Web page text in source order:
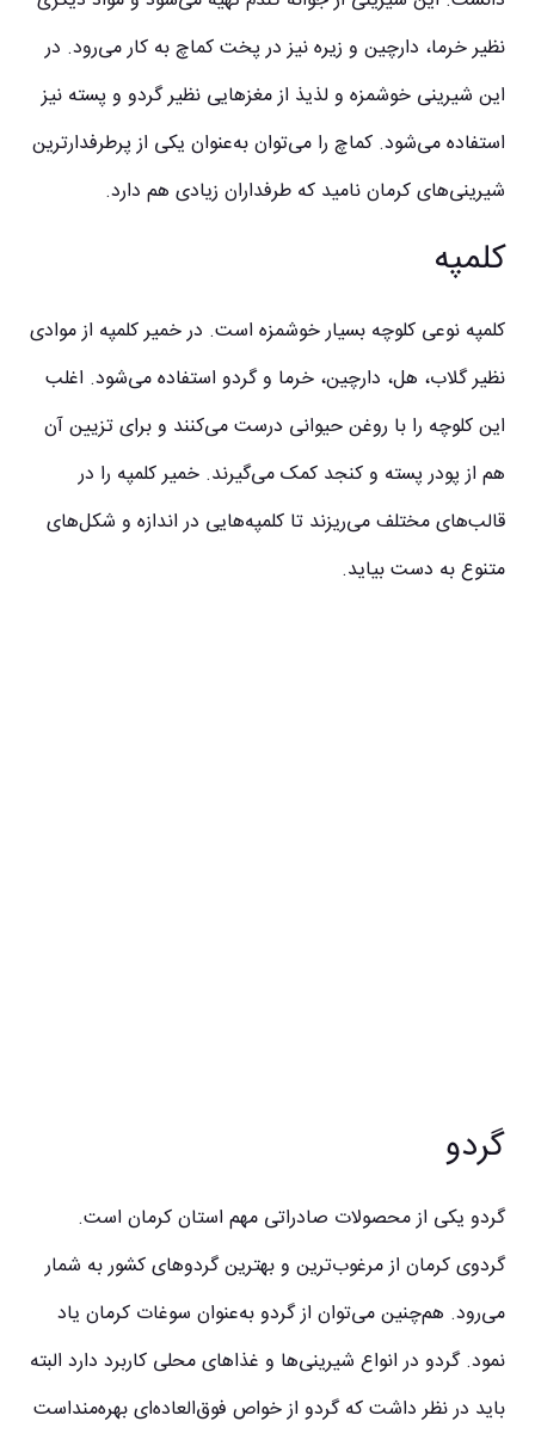
نظیر خرما، دارچین و زیره نیز در پخت کماچ به کار می‌رود. در
این شیرینی خوشمزه و لذیذ از مغزهایی نظیر گردو و پسته نیز
استفاده می‌شود. کماچ را می‌توان به‌عنوان یکی از پرطرفدارترین
شیرینی‌های کرمان نامید که طرفداران زیادی هم دارد.
کلمپه
کلمپه نوعی کلوچه بسیار خوشمزه است. در خمیر کلمپه از موادی
نظیر گلاب، هل، دارچین، خرما و گردو استفاده می‌شود. اغلب
این کلوچه را با روغن حیوانی درست می‌کنند و برای تزیین آن
هم از پودر پسته و کنجد کمک می‌گیرند. خمیر کلمپه را در
قالب‌های مختلف می‌ریزند تا کلمپه‌هایی در اندازه و شکل‌های
متنوع به دست بیاید.
گردو
گردو یکی از محصولات صادراتی مهم استان کرمان است.
گردوی کرمان از مرغوب‌ترین و بهترین گردوهای کشور به شمار
می‌رود. هم‌چنین می‌توان از گردو به‌عنوان سوغات کرمان یاد
نمود. گردو در انواع شیرینی‌ها و غذاهای محلی کاربرد دارد البته
باید در نظر داشت که گردو از خواص فوق‌العاده‌ای بهره‌مند‌است